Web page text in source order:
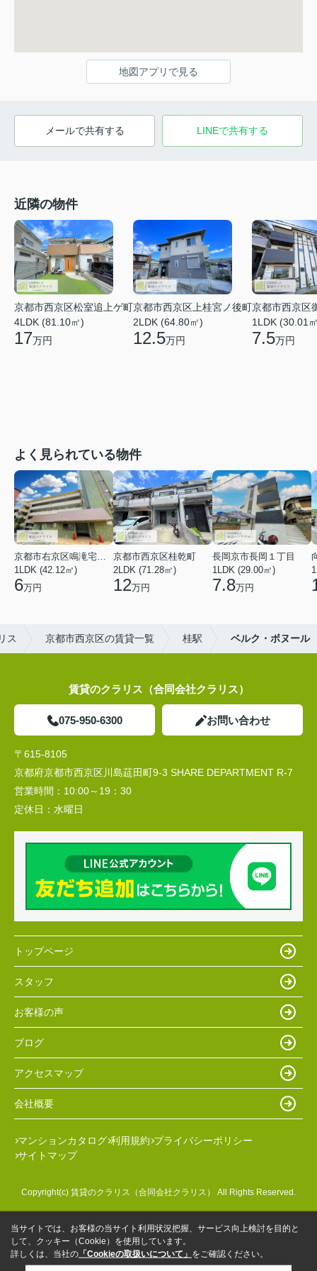
地図アプリで見る
メールで共有する LINEで共有する
近隣の物件
京都市西京区松室追上ゲ町
4LDK (81.10㎡)
17万円
京都市西京区上桂宮ノ後町
2LDK (64.80㎡)
12.5万円
京都市西京区
1LDK (30.01
7.5万円
よく見られている物件
京都市右京区鳴滝宅間町
1LDK (42.12㎡)
6万円
京都市西京区桂乾町
2LDK (71.28㎡)
12万円
長岡京市長岡１丁目
1LDK (29.00㎡)
7.8万円
ス 京都市西京区の賃貸一覧 桂駅 ベルク・ボヌール
賃貸のクラリス（合同会社クラリス）
075-950-6300 お問い合わせ
〒615-8105
京都府京都市西京区川島莚田町9-3 SHARE DEPARTMENT R-7
営業時間： 10:00～19：30
定休日： 水曜日
トップページ
スタッフ
お客様の声
ブログ
アクセスマップ
会社概要
マンションカタログ 利用規約 プライバシーポリシー
サイトマップ
Copyright(c) 賃貸のクラリス（合同会社クラリス） All Rights Reserved.
当サイトでは、お客様の当サイト利用状況把握、サービス向上検討を目的と
して、クッキー（Cookie）を使用しています。
詳しくは、当社の 「Cookieの取扱いについて」 をご確認ください。